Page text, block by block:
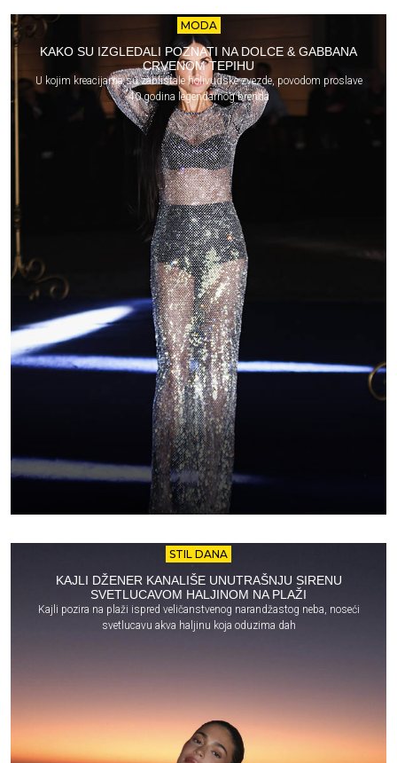
MODA
KAKO SU IZGLEDALI POZNATI NA DOLCE & GABBANA
CRVENOM TEPIHU
U kojim kreacijama su zablistale holivudske zvezde, povodom proslave
40 godina legendarnog brenda
STIL DANA
KAJLI DŽENER KANALIŠE UNUTRAŠNJU SIRENU
SVETLUCAVOM HALJINOM NA PLAŽI
Kajli pozira na plaži ispred veličanstvenog narandžastog neba, noseći
svetlucavu akva haljinu koja oduzima dah